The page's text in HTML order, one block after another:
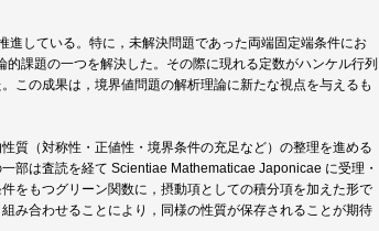
している。特に，未解決問題であった両端固定端条件にお
課題の一つを解決した。その際に現れる定数がハンケル行列
この成果は，境界値問題の解析理論に新たな視点を与えるも
質（対称性・正値性・境界条件の充足など）の整理を進める
部は査読を経て Scientiae Mathematicae Japonicae に受理・
をもつグリーン関数に，摂動項としての積分項を加えた形で
み合わせることにより，同様の性質が保存されることが期待